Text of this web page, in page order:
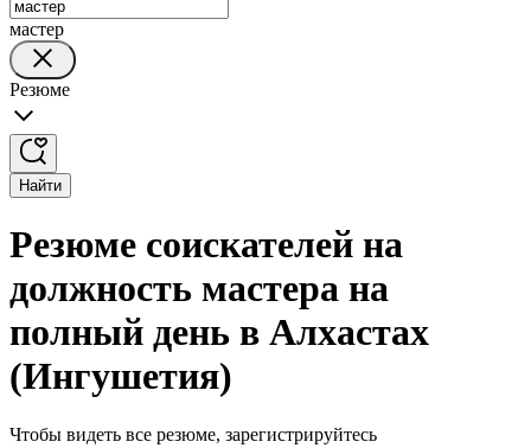
мастер
Резюме
Найти
Резюме соискателей на
должность мастера на
полный день в Алхастах
(Ингушетия)
Чтобы видеть все резюме, зарегистрируйтесь